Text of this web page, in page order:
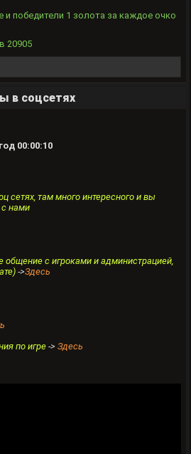
и победители 1 золота за каждое очко
20905
в соцсетях
00:00:10
сетях, там много интересного и вы
с нами
с игроками и администрацией,
->Здесь
по игре -> Здесь